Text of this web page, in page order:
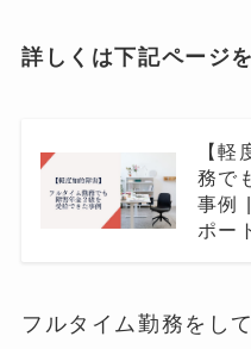
詳しくは下記ページ
【
務で
事例
ポー
フルタイム勤務をし